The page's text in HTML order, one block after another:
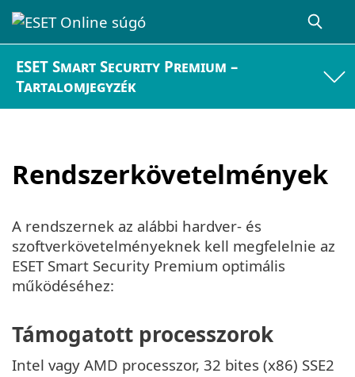
ESET Smart Security Premium –
Tartalomjegyzék
Rendszerkövetelmények
A rendszernek az alábbi hardver- és
szoftverkövetelményeknek kell megfelelnie az
ESET Smart Security Premium optimális
működéséhez:
Támogatott processzorok
Intel vagy AMD processzor, 32 bites (x86) SSE2